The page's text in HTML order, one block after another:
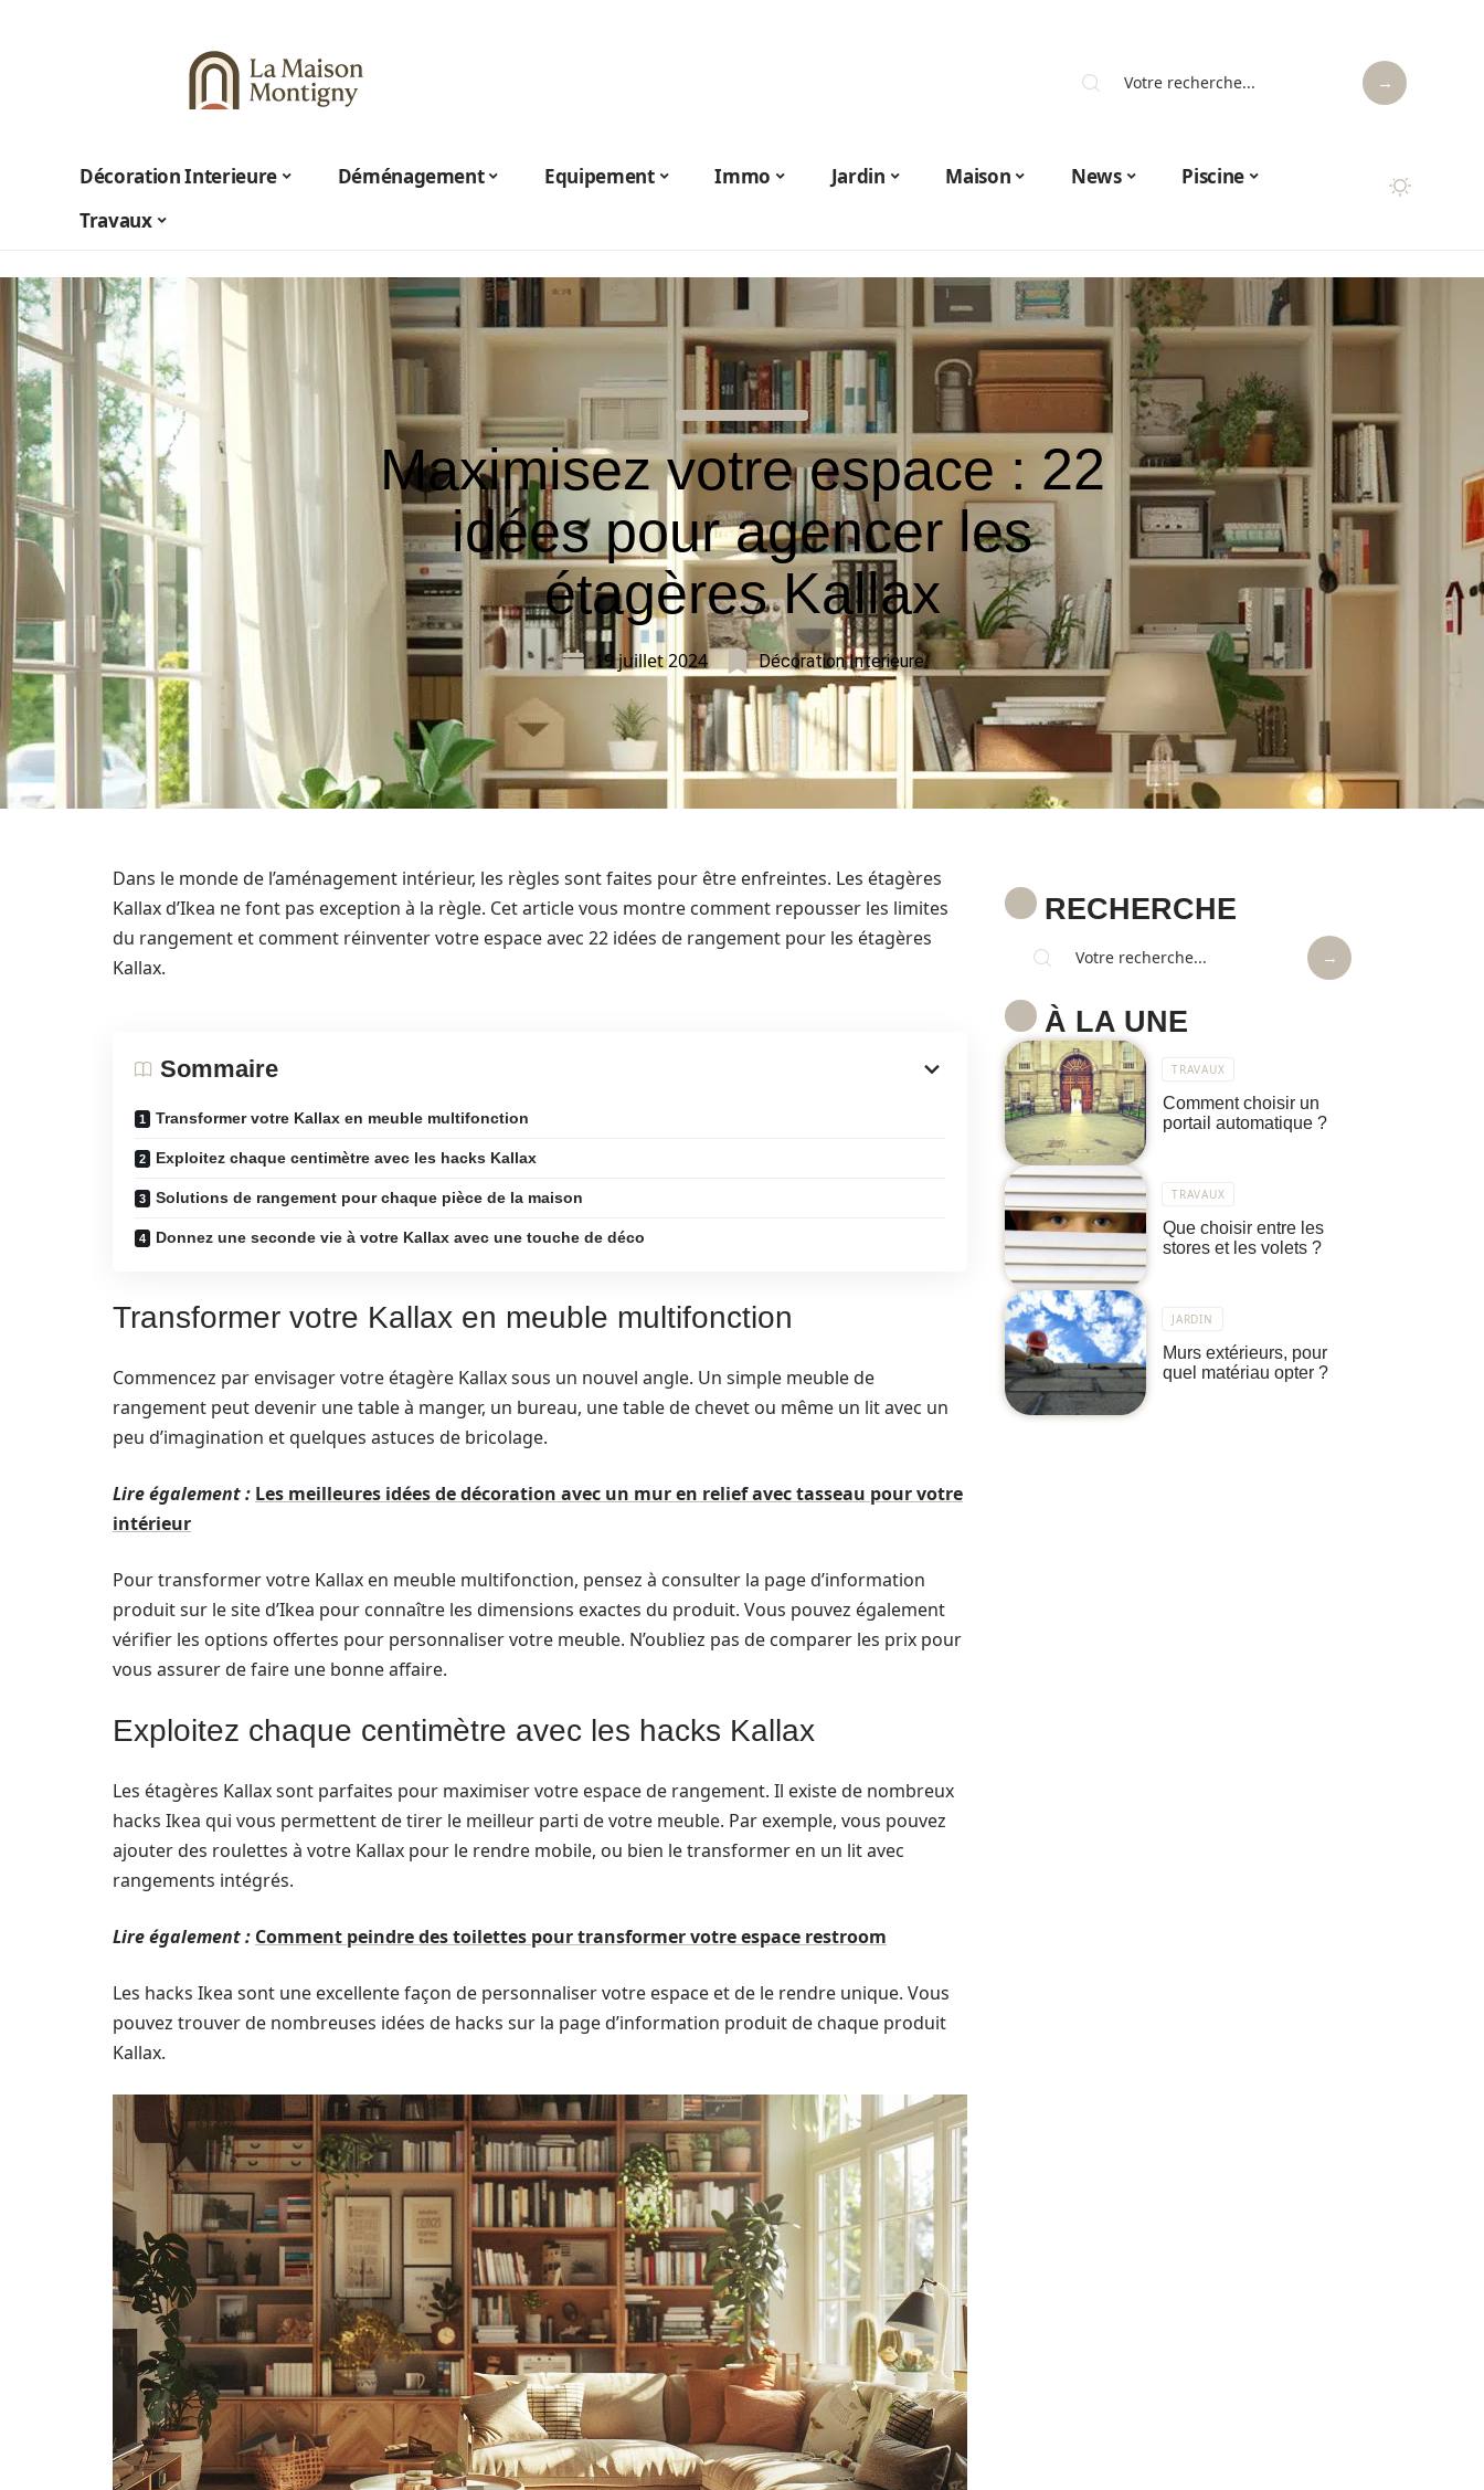
Décoration Interieure Déménagement Equipement Immo Jardin Maison News
Piscine
Travaux
Maximisez votre espace : 22
idées pour agencer les
étagères Kallax
19 juillet 2024 Décoration Interieure
Dans le monde de l’aménagement intérieur, les règles sont faites pour être enfreintes. Les étagères
Kallax d’Ikea ne font pas exception à la règle. Cet article vous montre comment repousser les limites
du rangement et comment réinventer votre espace avec 22 idées de rangement pour les étagères
Kallax.
Sommaire
Transformer votre Kallax en meuble multifonction
Exploitez chaque centimètre avec les hacks Kallax
Solutions de rangement pour chaque pièce de la maison
Donnez une seconde vie à votre Kallax avec une touche de déco
Transformer votre Kallax en meuble multifonction
Commencez par envisager votre étagère Kallax sous un nouvel angle. Un simple meuble de
rangement peut devenir une table à manger, un bureau, une table de chevet ou même un lit avec un
peu d’imagination et quelques astuces de bricolage.
Lire également : Les meilleures idées de décoration avec un mur en relief avec tasseau pour votre
intérieur
Pour transformer votre Kallax en meuble multifonction, pensez à consulter la page d’information
produit sur le site d’Ikea pour connaître les dimensions exactes du produit. Vous pouvez également
vérifier les options offertes pour personnaliser votre meuble. N’oubliez pas de comparer les prix pour
vous assurer de faire une bonne affaire.
Exploitez chaque centimètre avec les hacks Kallax
Les étagères Kallax sont parfaites pour maximiser votre espace de rangement. Il existe de nombreux
hacks Ikea qui vous permettent de tirer le meilleur parti de votre meuble. Par exemple, vous pouvez
ajouter des roulettes à votre Kallax pour le rendre mobile, ou bien le transformer en un lit avec
rangements intégrés.
Lire également : Comment peindre des toilettes pour transformer votre espace restroom
Les hacks Ikea sont une excellente façon de personnaliser votre espace et de le rendre unique. Vous
pouvez trouver de nombreuses idées de hacks sur la page d’information produit de chaque produit
Kallax.
RECHERCHE
À LA UNE
TRAVAUX
Comment choisir un
portail automatique ?
TRAVAUX
Que choisir entre les
stores et les volets ?
JARDIN
Murs extérieurs, pour
quel matériau opter ?